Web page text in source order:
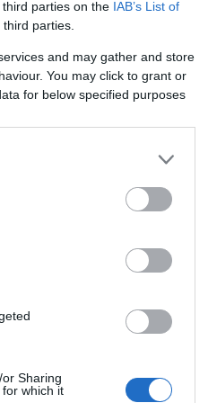
parties on the IAB’s List of
parties.
and may gather and store
You may click to grant or
for below specified purposes
Sharing
which it
Szóval
a
EGY
ÚJ BOB
ZENE
MA
A
DALRA